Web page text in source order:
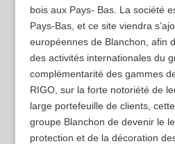
bois aux Pays- Bas. La société
Pays-Bas, et ce site viendra
européennes de Blanchon, afin
des activités internationales du
complémentarité des gammes
RIGO, sur la forte notoriété de
large portefeuille de clients,
groupe Blanchon de devenir le
protection et de la décoration